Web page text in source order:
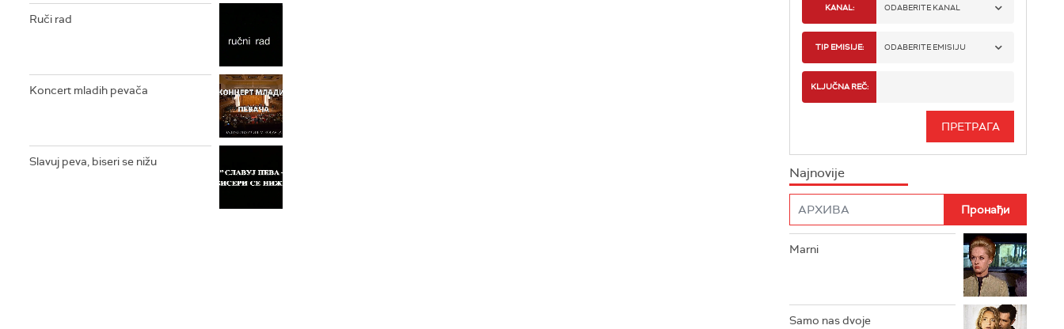
Ruči rad
Koncert mladih pevača
Slavuj peva, biseri se nižu
KANAL: ODABERITE KANAL
RTS 1
RTS 3
RTS KLASIKA
TIP EMISIJE: ODABERITE EMISIJU
KLJUČNA REČ:
Najnovije
Marni
Samo nas dvoje